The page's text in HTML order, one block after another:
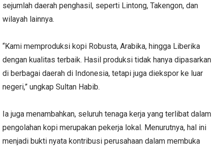
sejumlah daerah penghasil, seperti Lintong, Takengon, dan
wilayah lainnya.
“Kami memproduksi kopi Robusta, Arabika, hingga Liberika
dengan kualitas terbaik. Hasil produksi tidak hanya dipasarkan
di berbagai daerah di Indonesia, tetapi juga diekspor ke luar
negeri,” ungkap Sultan Habib.
Ia juga menambahkan, seluruh tenaga kerja yang terlibat dalam
pengolahan kopi merupakan pekerja lokal. Menurutnya, hal ini
menjadi bukti nyata kontribusi perusahaan dalam membuka